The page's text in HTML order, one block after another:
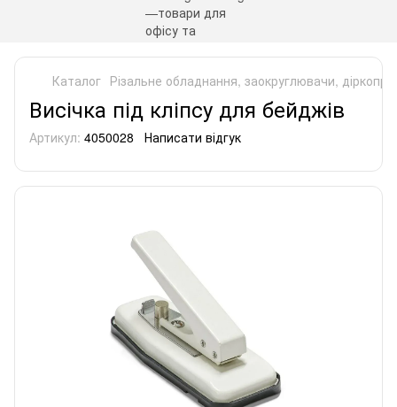
Каталог Різальне обладнання, заокруглювачи,
Висічка під кліпсу для бейджів
Артикул: 4050028 Написати відгук